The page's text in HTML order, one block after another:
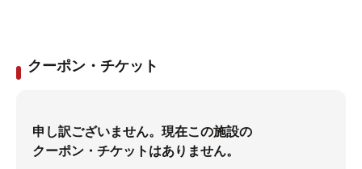
クーポン・チケット
申し訳ございません。現在この施設の
クーポン・チケットはありません。